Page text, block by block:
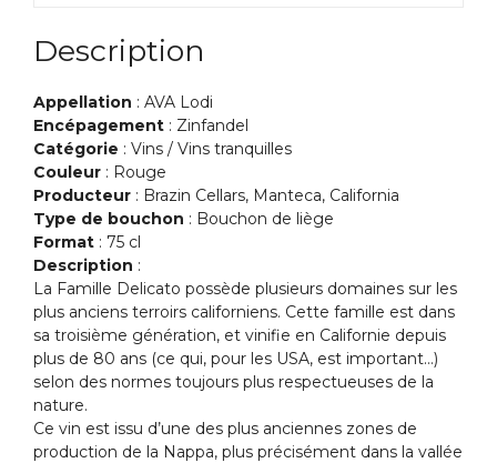
(Californie)
Description
Appellation : AVA Lodi
Encépagement : Zinfandel
Catégorie : Vins / Vins tranquilles
Couleur : Rouge
Producteur : Brazin Cellars, Manteca, California
Type de bouchon : Bouchon de liège
Format : 75 cl
Description :
La Famille Delicato possède plusieurs domaines sur les
plus anciens terroirs californiens. Cette famille est dans
sa troisième génération, et vinifie en Californie depuis
plus de 80 ans (ce qui, pour les USA, est important…)
selon des normes toujours plus respectueuses de la
nature.
Ce vin est issu d’une des plus anciennes zones de
production de la Nappa, plus précisément dans la vallée